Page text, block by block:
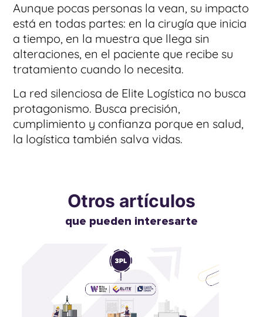
Aunque pocas personas la vean, su impacto
está en todas partes: en la cirugía que inicia
a tiempo, en la muestra que llega sin
alteraciones, en el paciente que recibe su
tratamiento cuando lo necesita.
La red silenciosa de Elite Logística no busca
protagonismo. Busca precisión,
cumplimiento y confianza porque en salud,
la logística también salva vidas.
Otros artículos
que pueden interesarte